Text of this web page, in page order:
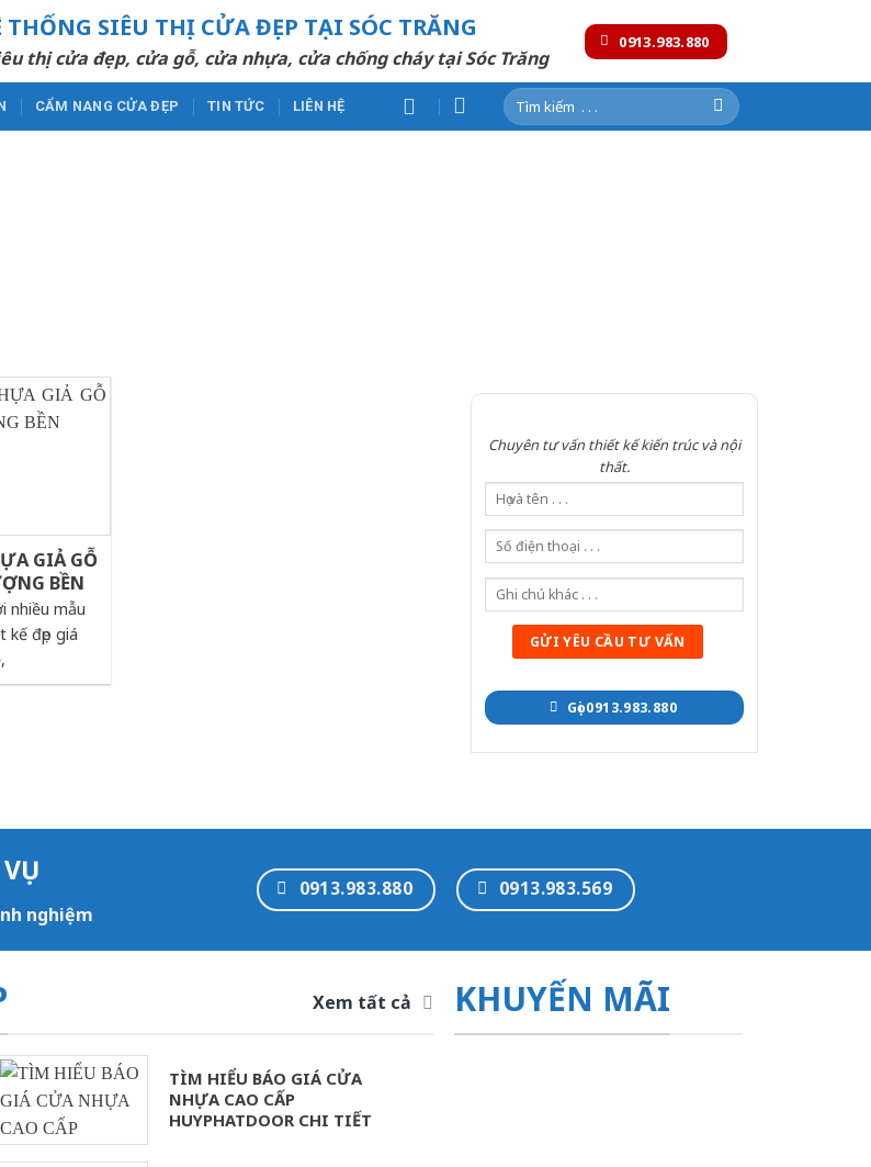
THỐNG SIÊU THỊ CỬA ĐẸP TẠI SÓC TRĂNG
thị cửa đẹp, cửa gỗ, cửa nhựa, cửa chống cháy tại Sóc Trăng
0913.983.880
CẨM NANG CỬA ĐẸP TIN TỨC LIÊN HỆ
Tìm
kiếm:
GIẢ GỖ
BỀN
nhiều mẫu
đẹp giá
Chuyên tư vấn thiết kế kiến trúc và nội
thất.
Gọi 0913.983.880
nghiệm
0913.983.880 0913.983.569
Xem tất cả
TÌM HIỂU BÁO GIÁ CỬA
NHỰA CAO CẤP
HUYPHATDOOR CHI TIẾT
KHUYẾN MÃI